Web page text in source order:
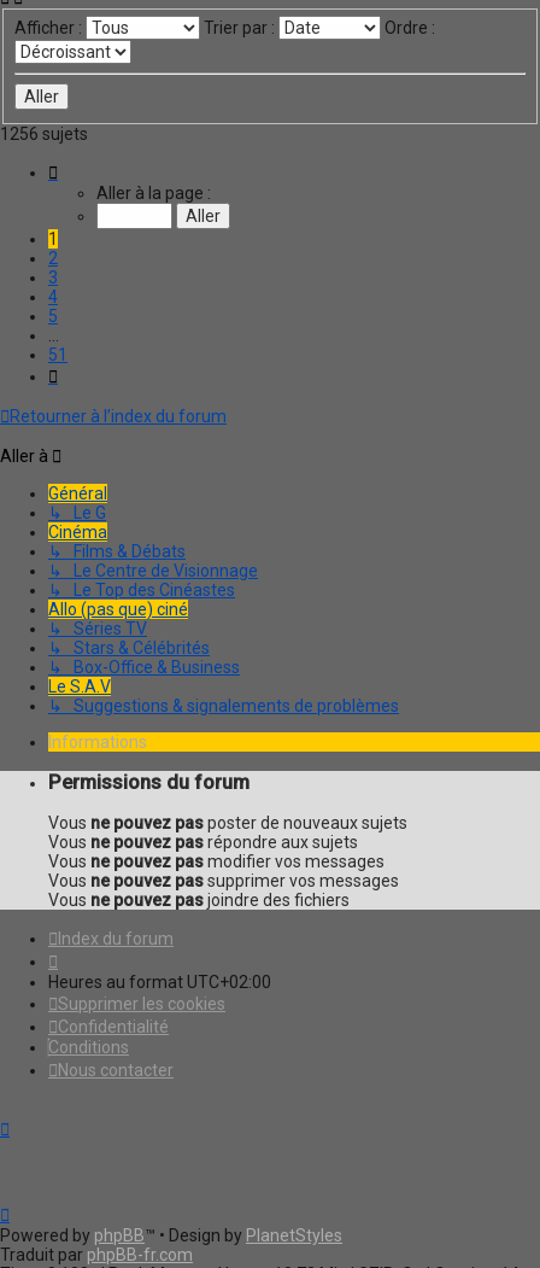
Afficher : Trier par : Ordre :
1256 sujets
51
Aller à la page :
1
2
3
4
5
51
Retourner à l’index du forum
Aller à
Général
↳ Le G
Cinéma
↳ Films & Débats
↳ Le Centre de Visionnage
↳ Le Top des Cinéastes
Allo (pas que) ciné
↳ Séries TV
↳ Stars & Célébrités
↳ Box-Office & Business
Le S.A.V
↳ Suggestions & signalements de problèmes
Informations
Permissions du forum
Vous ne pouvez pasposter de nouveaux sujets
Vous ne pouvez pasrépondre aux sujets
Vous ne pouvez pasmodifier vos messages
Vous ne pouvez passupprimer vos messages
Vous ne pouvez pasjoindre des fichiers
Index du forum
Heures au format UTC+02:00
Supprimer les cookies
Confidentialité
Conditions
Nous contacter
Powered by phpBB™ • Design by PlanetStyles
Traduit par phpBB-fr.com